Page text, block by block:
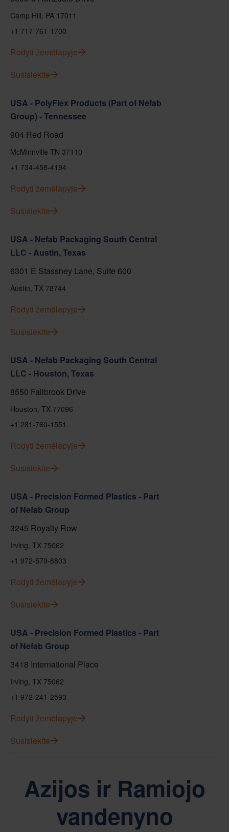
Camp Hill, PA 17011
+1 717-761-1700
Rodyti žemėlapyje
Susisiekite
USA - PolyFlex Products (Part of Nefab
Group) - Tennessee
904 Red Road
McMinnville TN 37110
+1 734-458-4194
Rodyti žemėlapyje
Susisiekite
USA - Nefab Packaging South Central
LLC - Austin, Texas
6301 E Stassney Lane, Suite 600
Austin, TX 78744
Rodyti žemėlapyje
Susisiekite
USA - Nefab Packaging South Central
LLC - Houston, Texas
8550 Fallbrook Drive
Houston, TX 77096
+1 281-760-1551
Rodyti žemėlapyje
Susisiekite
USA - Precision Formed Plastics - Part
of Nefab Group
3245 Royalty Row
Irving, TX 75062
+1 972-579-8803
Rodyti žemėlapyje
Susisiekite
USA - Precision Formed Plastics - Part
of Nefab Group
3418 International Place
Irving, TX 75062
+1 972-241-2593
Rodyti žemėlapyje
Susisiekite
Azijos ir Ramiojo
vandenyno